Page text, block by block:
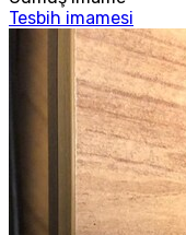
Tesbih imamesi